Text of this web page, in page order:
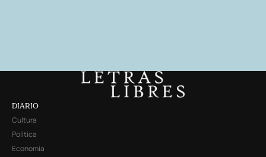
DIARIO
Cultura
Política
Economía